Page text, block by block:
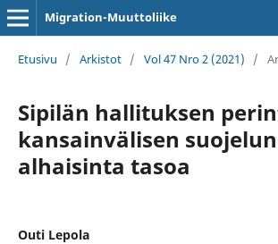
Migration-Muuttoliike
Etusivu / Arkistot / Vol 47 Nro 2 (2021) /
Sipilän hallituksen
kansainvälisen suojelun
alhaisinta tasoa
Outi Lepola